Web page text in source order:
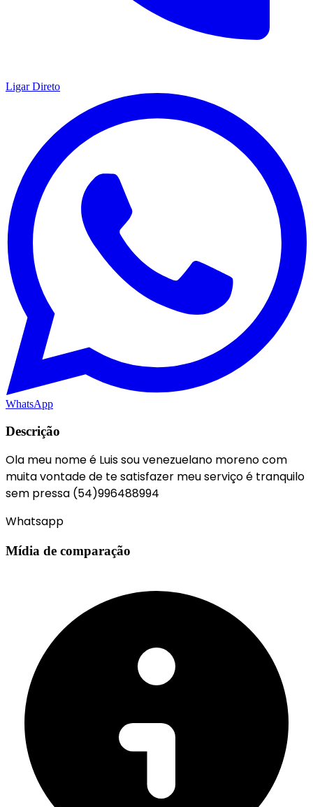
Ligar Direto
WhatsApp
Descrição
Ola meu nome é Luis sou venezuelano moreno com
muita vontade de te satisfazer meu serviço é tranquilo
sem pressa (54)996488994
Whatsapp
Mídia de comparação